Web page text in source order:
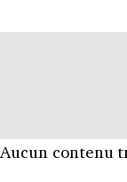
Aucun contenu